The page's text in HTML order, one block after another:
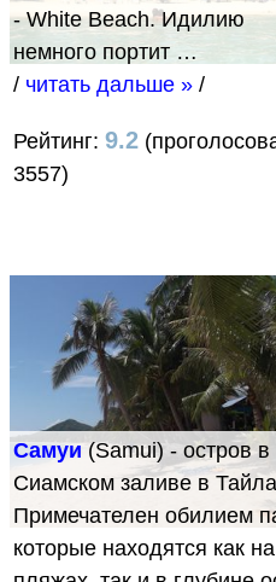
- White Beach. Идилию
немного портит …
/ читать дальше » /
Рейтинг: 9.2
3557)
Самуи (Samui) - остров в
Сиамском заливе в
Примечателен обилием
которые находятся как на